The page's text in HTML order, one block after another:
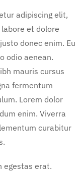
adipiscing elit,
et dolore
donec enim. Eu
odio aenean.
mauris cursus
fermentum
Lorem dolor
enim. Viverra
curabitur
egestas erat.